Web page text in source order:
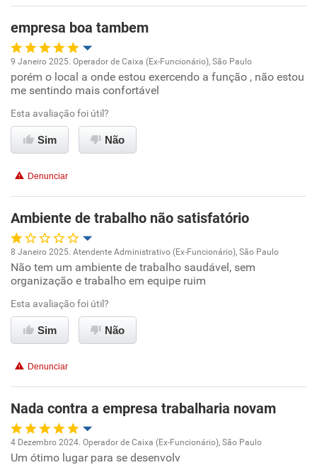
Benefícios
Recomenda esta empresa
Recomenda a diretoria
empresa boa tambem
Oportunidade de promoção
Ambiente de trabalho
Conciliação com a vida familiar
Recomenda esta empresa
Recomenda a diretoria
9 Janeiro 2025. Operador de Caixa (Ex-Funcionário), São Paulo
porém o local a onde estou exercendo a função , não estou
me sentindo mais confortável
Esta avaliação foi útil?
Sim Não
Denunciar
Ambiente de trabalho não satisfatório
Oportunidade de promoção
Ambiente de trabalho
Conciliação com a vida familiar
Não recomenda esta empresa
Recomenda a diretoria
8 Janeiro 2025. Atendente Administrativo (Ex-Funcionário), São Paulo
Não tem um ambiente de trabalho saudável, sem
organização e trabalho em equipe ruim
Esta avaliação foi útil?
Sim Não
Denunciar
Nada contra a empresa trabalharia novam
Oportunidade de promoção
4 Dezembro 2024. Operador de Caixa (Ex-Funcionário), São Paulo
Um ótimo lugar para se desenvolv